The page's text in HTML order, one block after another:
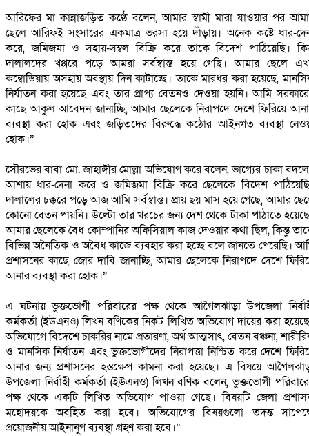
‎আরিফের মা কান্নাজড়িত কণ্ঠে বলেন, আমার স্বামী মারা যাওয়ার পর
ছেলে আরিফই সংসারের একমাত্র ভরসা হয়ে দাঁড়ায়। অনেক কষ্টে ধার-
করে, জমিজমা ও সহায়-সম্বল বিক্রি করে তাকে বিদেশ পাঠিয়েছি।
দালালদের খপ্পরে পড়ে আমরা সর্বস্বান্ত হয়ে গেছি। আমার ছেলে
কম্বোডিয়ায় অসহায় অবস্থায় দিন কাটাচ্ছে। তাকে মারধর করা হয়েছে,
নির্যাতন করা হয়েছে এবং তার প্রাপ্য বেতনও দেওয়া হয়নি। আমি
কাছে আকুল আবেদন জানাচ্ছি, আমার ছেলেকে নিরাপদে দেশে ফিরিয়ে
ব্যবস্থা করা হোক এবং জড়িতদের বিরুদ্ধে কঠোর আইনগত ব্যবস্থা
হোক।”
‎সৌরভের বাবা মো. জাহাঙ্গীর মোল্লা অভিযোগ করে বলেন, ভাগ্যের চাকা
আশায় ধার-দেনা করে ও জমিজমা বিক্রি করে ছেলেকে বিদেশ
দালালের চক্করে পড়ে আজ আমি সর্বস্বান্ত। প্রায় ছয় মাস হয়ে গেছে, আমার
কোনো বেতন পায়নি। উল্টো তার খরচের জন্য দেশ থেকে টাকা পাঠাতে
আমার ছেলেকে বৈধ কোম্পানির অফিসিয়াল কাজ দেওয়ার কথা ছিল, কিন্তু
বিভিন্ন অনৈতিক ও অবৈধ কাজে ব্যবহার করা হচ্ছে বলে জানতে পেরেছি।
প্রশাসনের কাছে জোর দাবি জানাচ্ছি, আমার ছেলেকে নিরাপদে দেশে
আনার ব্যবস্থা করা হোক।”
‎এ ঘটনায় ভুক্তভোগী পরিবারের পক্ষ থেকে আগৈলঝাড়া উপজেলা
কর্মকর্তা (ইউএনও) লিখন বণিকের নিকট লিখিত অভিযোগ দায়ের করা
অভিযোগে বিদেশে চাকরির নামে প্রতারণা, অর্থ আত্মসাৎ, বেতন বঞ্চনা,
ও মানসিক নির্যাতন এবং ভুক্তভোগীদের নিরাপত্তা নিশ্চিত করে দেশে
আনার জন্য প্রশাসনের হস্তক্ষেপ কামনা করা হয়েছে। এ বিষয়ে
উপজেলা নির্বাহী কর্মকর্তা (ইউএনও) লিখন বণিক বলেন, ভুক্তভোগী
পক্ষ থেকে একটি লিখিত অভিযোগ পাওয়া গেছে। বিষয়টি জেলা
মহোদয়কে অবহিত করা হবে। অভিযোগের বিষয়গুলো তদন্ত
প্রয়োজনীয় আইনানুগ ব্যবস্থা গ্রহণ করা হবে।”